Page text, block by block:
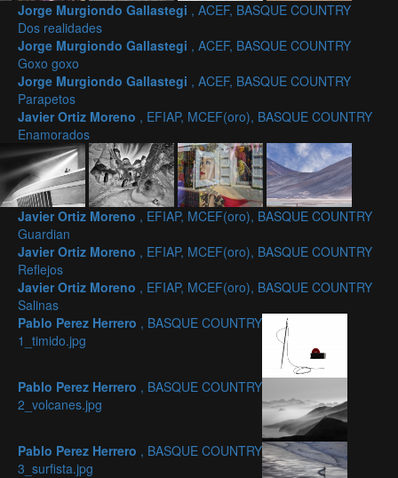
Jorge Murgiondo Gallastegi , ACEF, BASQUE COUNTRY
Dos realidades
Jorge Murgiondo Gallastegi , ACEF, BASQUE COUNTRY
Goxo goxo
Jorge Murgiondo Gallastegi , ACEF, BASQUE COUNTRY
Parapetos
Javier Ortiz Moreno , EFIAP, MCEF(oro), BASQUE COUNTRY
Enamorados
Javier Ortiz Moreno , EFIAP, MCEF(oro), BASQUE COUNTRY
Guardian
Javier Ortiz Moreno , EFIAP, MCEF(oro), BASQUE COUNTRY
Reflejos
Javier Ortiz Moreno , EFIAP, MCEF(oro), BASQUE COUNTRY
Salinas
Pablo Perez Herrero , BASQUE COUNTRY
1_timido.jpg
Pablo Perez Herrero , BASQUE COUNTRY
2_volcanes.jpg
Pablo Perez Herrero , BASQUE COUNTRY
3_surfista.jpg